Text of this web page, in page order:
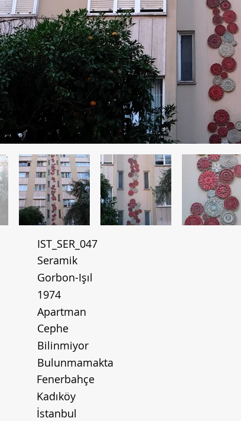
IST_SER_047
Seramik
Gorbon-Işıl
1974
Apartman
Cephe
Bilinmiyor
Bulunmamakta
Fenerbahçe
Kadıköy
İstanbul